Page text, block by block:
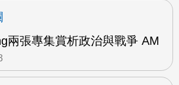
兩張專集賞析政治與戰爭 AM